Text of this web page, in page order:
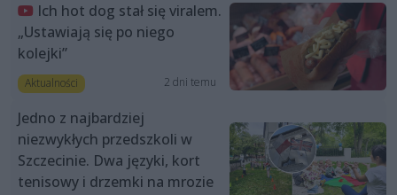
Ich hot dog stał się viralem.
„Ustawiają się po niego
kolejki”
Aktualności 2 dni temu
Jedno z najbardziej
niezwykłych przedszkoli w
Szczecinie. Dwa języki, kort
tenisowy i drzemki na mrozie